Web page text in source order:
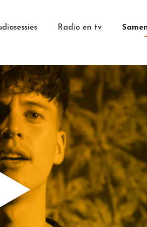
Radio en tv